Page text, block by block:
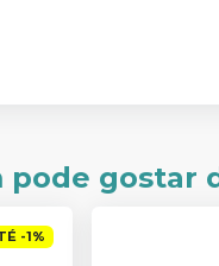
pode gostar
-1%